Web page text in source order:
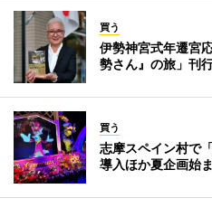
買う
伊勢神宮式年遷宮
勢さん』の旅」刊
買う
志摩スペイン村で
導入ほか夏企画始